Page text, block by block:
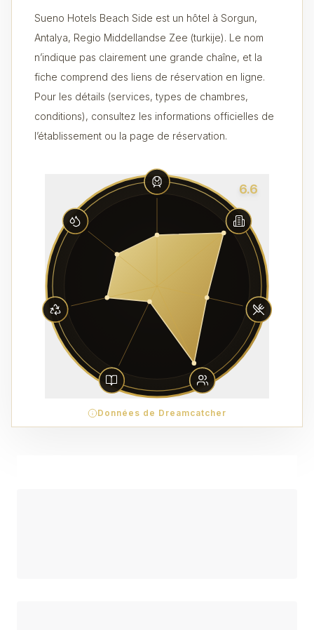
Sueno Hotels Beach Side est un hôtel à Sorgun,
Antalya, Regio Middellandse Zee (turkije). Le nom
n’indique pas clairement une grande chaîne, et la
fiche comprend des liens de réservation en ligne.
Pour les détails (services, types de chambres,
conditions), consultez les informations officielles de
l’établissement ou la page de réservation.
6.6
Données de Dreamcatcher